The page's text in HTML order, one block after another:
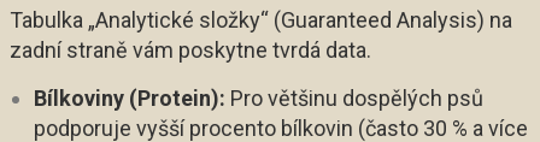
Tabulka „Analytické složky“ (Guaranteed Analysis) na
zadní straně vám poskytne tvrdá data.
Bílkoviny (Protein): Pro většinu dospělých psů
podporuje vyšší procento bílkovin (často 30 % a více